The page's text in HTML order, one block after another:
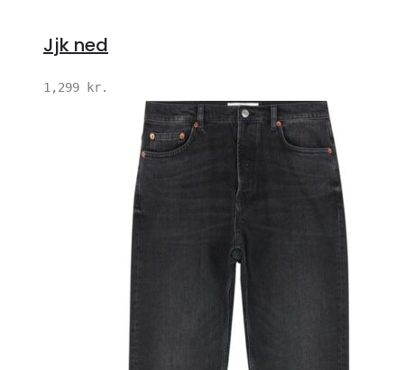
Jjk ned
1,299 kr.